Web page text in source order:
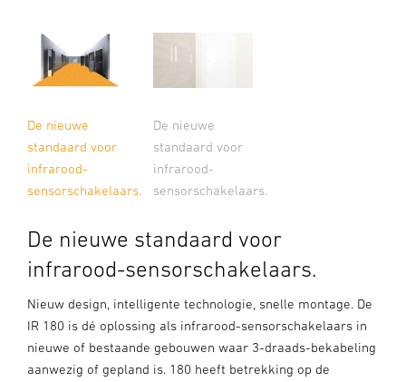
De nieuwe
standaard voor
infrarood-
sensorschakelaars.
De nieuwe
standaard voor
infrarood-
sensorschakelaars.
De nieuwe standaard voor
infrarood-sensorschakelaars.
Nieuw design, intelligente technologie, snelle montage. De
IR 180 is dé oplossing als infrarood-sensorschakelaars in
nieuwe of bestaande gebouwen waar 3-draads-bekabeling
aanwezig of gepland is. 180 heeft betrekking op de